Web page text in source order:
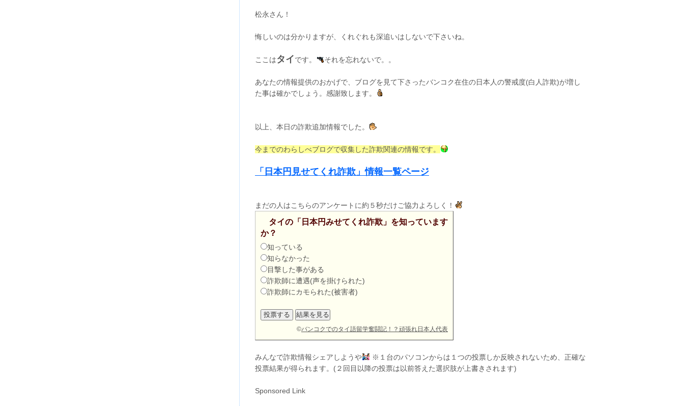
松永さん！
悔しいのは分かりますが、くれぐれも深追いはしないで下さいね。
ここはタイです。 それを忘れないで。。
あなたの情報提供のおかげで、ブログを見て下さったバンコク在住の日本人の警戒度(白人詐欺)が増し
た事は確かでしょう。感謝致します。
以上、本日の詐欺追加情報でした。
今までのわらしべブログで収集した詐欺関連の情報です。
「日本円見せてくれ詐欺」情報一覧ページ
まだの人はこちらのアンケートに約５秒だけご協力よろしく！
タイの「日本円みせてくれ詐欺」を知っています
か？
知っている
知らなかった
目撃した事がある
詐欺師に遭遇(声を掛けられた)
詐欺師にカモられた(被害者)
©バンコクでのタイ語留学奮闘記！？頑張れ日本人代表
みんなで詐欺情報シェアしようや
※１台のパソコンからは１つの投票しか反映されないため、正確な
投票結果が得られます。(２回目以降の投票は以前答えた選択肢が上書きされます)
Sponsored Link